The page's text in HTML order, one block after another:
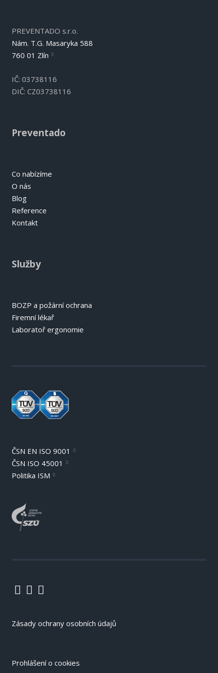
PREVENTADO s.r.o.
Nám. T.G. Masaryka 588
760 01 Zlín
IČ: 03738116
DIČ: CZ03738116
Preventado
Co nabízíme
O nás
Blog
Reference
Kontakt
Služby
BOZP a požární ochrana
Firemní lékař
Laboratoř ergonomie
ČSN EN ISO 9001
ČSN ISO 45001
Politika ISM
Zásady ochrany osobních údajů
Prohlášení o cookies